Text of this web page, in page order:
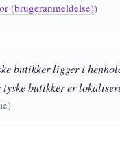
(brugeranmeldelse))
butikker ligger i
tyske butikker er